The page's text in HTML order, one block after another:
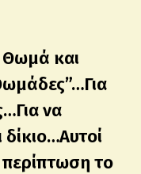
Θωμά και
να
περίπτωση το